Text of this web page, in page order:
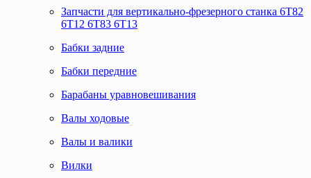
Запчасти для вертикально-фрезерного станка 6Т82
6Т12 6Т83 6Т13
Бабки задние
Бабки передние
Барабаны уравновешивания
Валы ходовые
Валы и валики
Вилки